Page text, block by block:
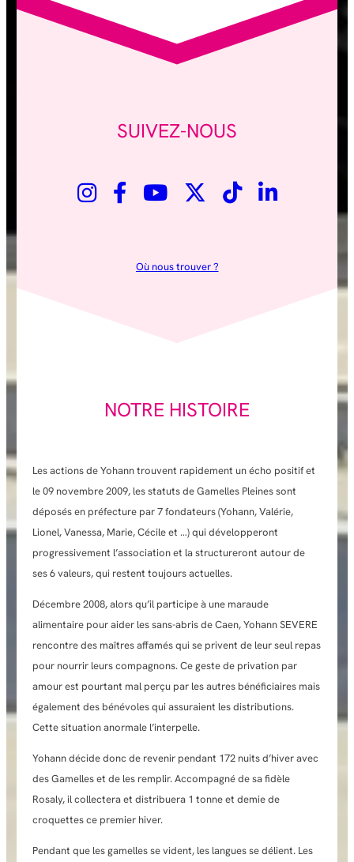
SUIVEZ-NOUS
Où nous trouver ?
NOTRE HISTOIRE
Les actions de Yohann trouvent rapidement un écho positif et
le 09 novembre 2009, les statuts de Gamelles Pleines sont
déposés en préfecture par 7 fondateurs (Yohann, Valérie,
Lionel, Vanessa, Marie, Cécile et …) qui développeront
progressivement l’association et la structureront autour de
ses 6 valeurs, qui restent toujours actuelles.
Décembre 2008, alors qu’il participe à une maraude
alimentaire pour aider les sans-abris de Caen, Yohann SEVERE
rencontre des maîtres affamés qui se privent de leur seul repas
pour nourrir leurs compagnons. Ce geste de privation par
amour est pourtant mal perçu par les autres bénéficiaires mais
également des bénévoles qui assuraient les distributions.
Cette situation anormale l’interpelle.
Yohann décide donc de revenir pendant 172 nuits d’hiver avec
des Gamelles et de les remplir. Accompagné de sa fidèle
Rosaly, il collectera et distribuera 1 tonne et demie de
croquettes ce premier hiver.
Pendant que les gamelles se vident, les langues se délient. Les